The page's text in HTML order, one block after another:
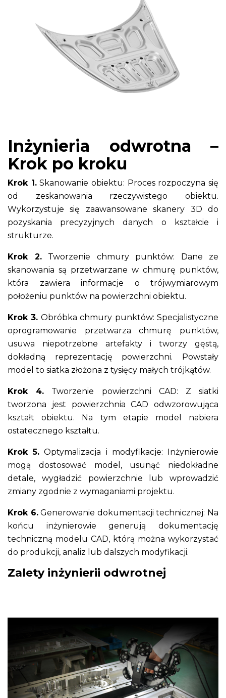
Inżynieria odwrotna –
Krok po kroku
Krok 1.Skanowanie obiektu: Proces rozpoczyna się
od zeskanowania rzeczywistego obiektu.
Wykorzystuje się zaawansowane skanery 3D do
pozyskania precyzyjnych danych o kształcie i
strukturze.
Krok 2.Tworzenie chmury punktów: Dane ze
skanowania są przetwarzane w chmurę punktów,
która zawiera informacje o trójwymiarowym
położeniu punktów na powierzchni obiektu.
Krok 3. Obróbka chmury punktów: Specjalistyczne
oprogramowanie przetwarza chmurę punktów,
usuwa niepotrzebne artefakty i tworzy gęstą,
dokładną reprezentację powierzchni. Powstały
model to siatka złożona z tysięcy małych trójkątów.
Krok 4. Tworzenie powierzchni CAD: Z siatki
tworzona jest powierzchnia CAD odwzorowująca
kształt obiektu. Na tym etapie model nabiera
ostatecznego kształtu.
Krok 5. Optymalizacja i modyfikacje: Inżynierowie
mogą dostosować model, usunąć niedokładne
detale, wygładzić powierzchnie lub wprowadzić
zmiany zgodnie z wymaganiami projektu.
Krok 6.Generowanie dokumentacji technicznej: Na
końcu inżynierowie generują dokumentację
techniczną modelu CAD, którą można wykorzystać
do produkcji, analiz lub dalszych modyfikacji.
Zalety inżynierii odwrotnej